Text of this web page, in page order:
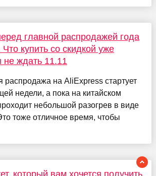
главной распродажей года
купить со скидкой уже
не ждать 11.11
на AliExpress стартует
недели, а пока на китайском
небольшой разогрев в виде
тоже отличное время, чтобы
который вам хочется получить